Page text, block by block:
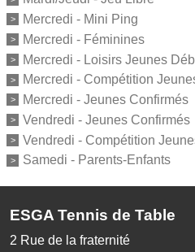
Mercredi - Mini Ping
Mercredi - Féminines
Mercredi - Loisirs Jeunes
Mercredi - Compétition
Mercredi - Jeunes Confirmés
Vendredi - Jeunes Confirmés
Vendredi - Compétition
Samedi - Parents-Enfants
ESGA Tennis de Table
2 Rue de la fraternité